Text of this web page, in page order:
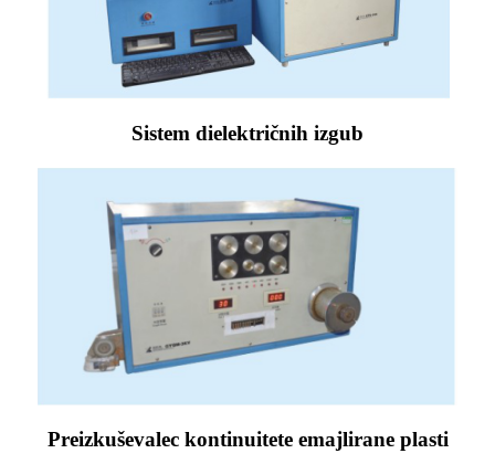
Sistem dielektričnih izgub
Preizkuševalec kontinuitete emajlirane plasti